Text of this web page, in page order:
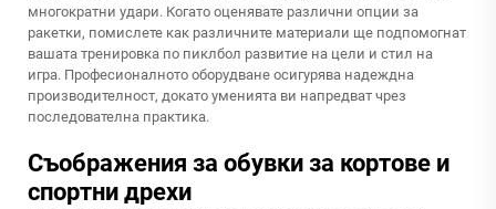
многократни удари. Когато оценявате различни опции за
ракетки, помислете как различните материали ще подпомогнат
вашата тренировка по пиклбол развитие на цели и стил на
игра. Професионалното оборудване осигурява надеждна
производителност, докато уменията ви напредват чрез
последователна практика.
Съображения за обувки за кортове и
спортни дрехи